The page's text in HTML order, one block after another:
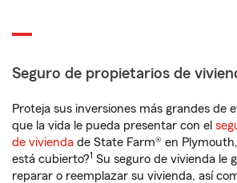
Seguro de propietarios de
Proteja sus inversiones más grandes de
que la vida le pueda presentar con el
de vivienda de State Farm® en
está cubierto?1 Su seguro de vivienda le
reparar o reemplazar su vivienda, así